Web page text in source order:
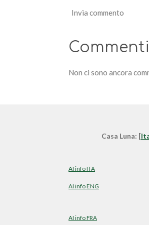
Invia commento
Commenti
Non ci sono ancora
Casa Luna: [
AI info ITA
AI info ENG
AI info FRA